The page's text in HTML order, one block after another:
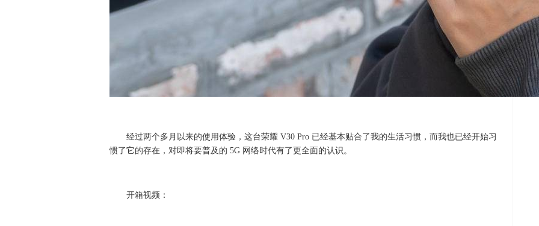
经过两个多月以来的使用体验，这台荣耀 V30 Pro 已经基本贴合了我的生活习惯，而我也已经开始习
惯了它的存在，对即将要普及的 5G 网络时代有了更全面的认识。
开箱视频：